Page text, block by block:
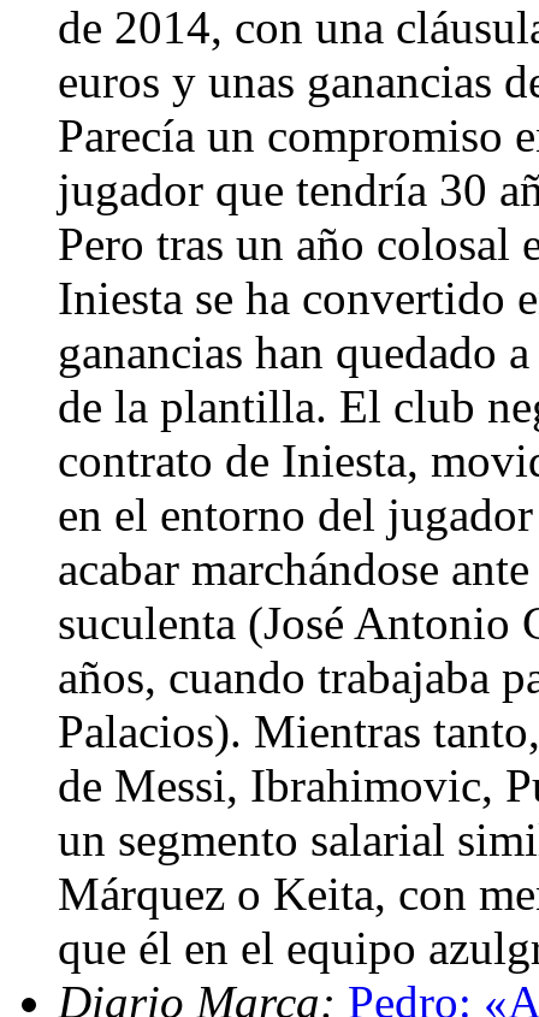
de 2014, con una
euros y unas ganancias
Parecía un compromiso
jugador que tendría 30
Pero tras un año
Iniesta se ha convertido
ganancias han quedado
de la plantilla. El club
contrato de Iniesta,
en el entorno del
acabar marchándose
suculenta (José Antonio
años, cuando trabajaba
Palacios). Mientras
de Messi, Ibrahimovic,
un segmento salarial
Márquez o Keita, con
que él en el equipo
Diario Marca: Pedro: